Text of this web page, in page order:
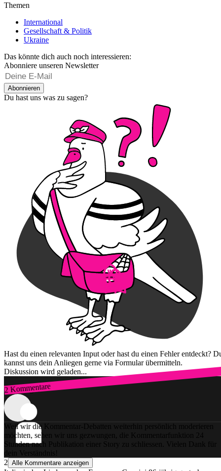
Themen
International
Gesellschaft & Politik
Ukraine
Das könnte dich auch noch interessieren:
Abonniere unseren Newsletter
Abonnieren
Du hast uns was zu sagen?
Hast du einen relevanten Input oder hast du einen Fehler entdeckt?
kannst uns dein Anliegen gerne via Formular übermitteln.
Diskussion wird geladen...
2 Kommentare
Zum Login
Weil wir die Kommentar-Debatten weiterhin persönlich moderieren
möchten, sehen wir uns gezwungen, die Kommentarfunktion 24
Stunden nach Publikation einer Story zu schliessen. Vielen Dank für
dein Verständnis!
2 Alle Kommentare anzeigen